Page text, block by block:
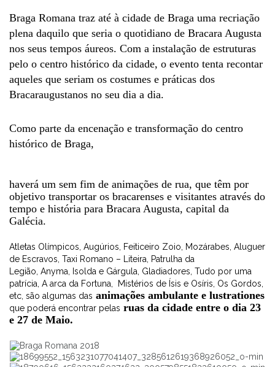
Braga Romana traz até à cidade de Braga uma recriação
plena daquilo que seria o quotidiano de Bracara Augusta
nos seus tempos áureos. Com a instalação de estruturas
pelo o centro histórico da cidade, o evento tenta recontar
aqueles que seriam os costumes e práticas dos
Bracaraugustanos no seu dia a dia.
Como parte da encenação e transformação do centro
histórico de Braga,
haverá um sem fim de animações de rua, que têm por
objetivo transportar os bracarenses e visitantes através do
tempo e história para Bracara Augusta, capital da
Galécia.
Atletas Olímpicos, Augúrios, Feiticeiro Zoio, Mozárabes, Aluguer
de Escravos, Taxi Romano – Liteira, Patrulha da
Legião, Anyma, Isolda e Gárgula, Gladiadores, Tudo por uma
patrícia, A arca da Fortuna, Mistérios de Ísis e Osíris, Os Gordos,
etc, são algumas das animações ambulante e lustrationes
que poderá encontrar pelas ruas da cidade entre o dia 23
e 27 de Maio.